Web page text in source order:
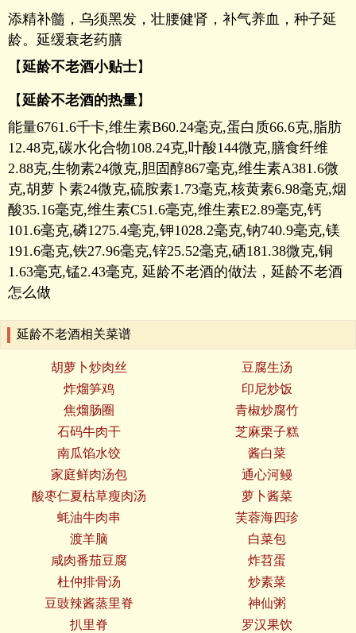
添精补髓，乌须黑发，壮腰健肾，补气养血，种子延
龄。延缓衰老药膳
【延龄不老酒小贴士】
【延龄不老酒的热量】
能量6761.6千卡,维生素B60.24毫克,蛋白质66.6克,脂肪
12.48克,碳水化合物108.24克,叶酸144微克,膳食纤维
2.88克,生物素24微克,胆固醇867毫克,维生素A381.6微
克,胡萝卜素24微克,硫胺素1.73毫克,核黄素6.98毫克,烟
酸35.16毫克,维生素C51.6毫克,维生素E2.89毫克,钙
101.6毫克,磷1275.4毫克,钾1028.2毫克,钠740.9毫克,镁
191.6毫克,铁27.96毫克,锌25.52毫克,硒181.38微克,铜
1.63毫克,锰2.43毫克, 延龄不老酒的做法，延龄不老酒
怎么做
延龄不老酒相关菜谱
胡萝卜炒肉丝
豆腐生汤
炸熘笋鸡
印尼炒饭
焦熘肠圈
青椒炒腐竹
石码牛肉干
芝麻栗子糕
南瓜馅水饺
酱白菜
家庭鲜肉汤包
通心河鳗
酸枣仁夏枯草瘦肉汤
萝卜酱菜
蚝油牛肉串
芙蓉海四珍
渡羊脑
白菜包
咸肉番茄豆腐
炸苕蛋
杜仲排骨汤
炒素菜
豆豉辣酱蒸里脊
神仙粥
扒里脊
罗汉果饮